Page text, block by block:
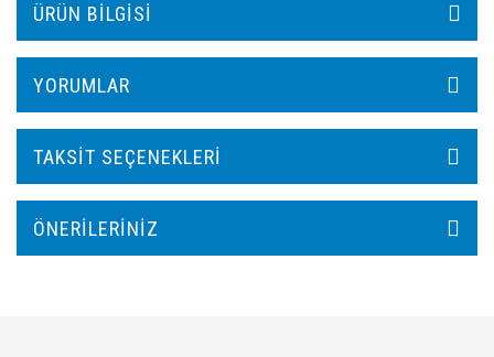
ÜRÜN BILGISI
YORUMLAR
TAKSIT SEÇENEKLERI
ÖNERILERINIZ